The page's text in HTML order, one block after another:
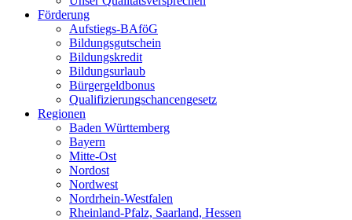
Förderung
Aufstiegs-BAföG
Bildungsgutschein
Bildungskredit
Bildungsurlaub
Bürgergeldbonus
Qualifizierungschancengesetz
Regionen
Baden Württemberg
Bayern
Mitte-Ost
Nordost
Nordwest
Nordrhein-Westfalen
Rheinland-Pfalz, Saarland, Hessen